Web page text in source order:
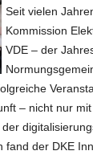
Seit vielen
Kommission
VDE – der
– nicht nur
fand der DKE